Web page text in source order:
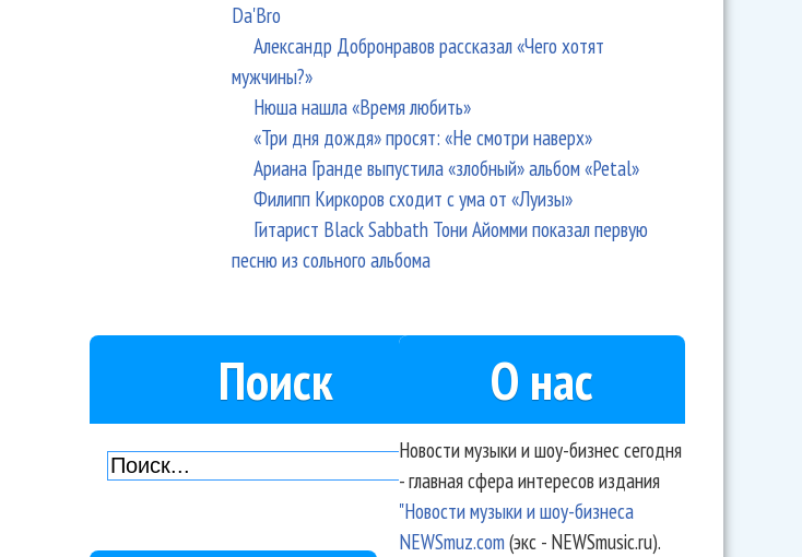
Da'Bro
Александр Добронравов рассказал «Чего хотят
мужчины?»
Нюша нашла «Время любить»
«Три дня дождя» просят: «Не смотри наверх»
Ариана Гранде выпустила «злобный» альбом «Petal»
Филипп Киркоров сходит с ума от «Луизы»
Гитарист Black Sabbath Тони Айомми показал первую
песню из сольного альбома
Поиск О нас
Новости музыки и шоу-бизнес сегодня
- главная сфера интересов издания
"Новости музыки и шоу-бизнеса
NEWSmuz.com(экс - NEWSmusic.ru).